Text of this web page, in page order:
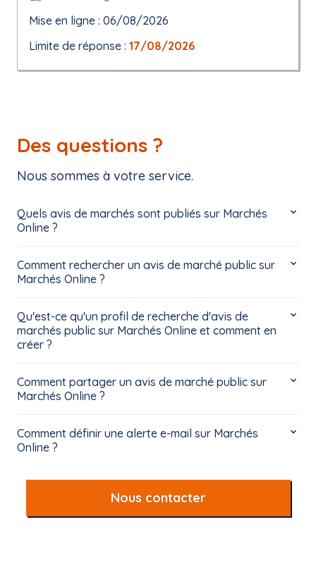
Mise en ligne : 06/08/2026
Limite de réponse : 17/08/2026
Des questions ?
Nous sommes à votre service.
Quels avis de marchés sont publiés sur Marchés
Online ?
Comment rechercher un avis de marché public sur
Marchés Online ?
Qu'est-ce qu'un profil de recherche d'avis de
marchés public sur Marchés Online et comment en
créer ?
Comment partager un avis de marché public sur
Marchés Online ?
Comment définir une alerte e-mail sur Marchés
Online ?
Nous contacter